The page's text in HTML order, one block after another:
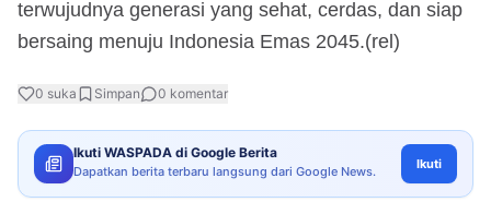
terwujudnya generasi yang sehat, cerdas, dan siap
bersaing menuju Indonesia Emas 2045.(rel)
0 suka Simpan 0 komentar
Ikuti WASPADA di Google Berita
Dapatkan berita terbaru langsung dari Google News. Ikuti